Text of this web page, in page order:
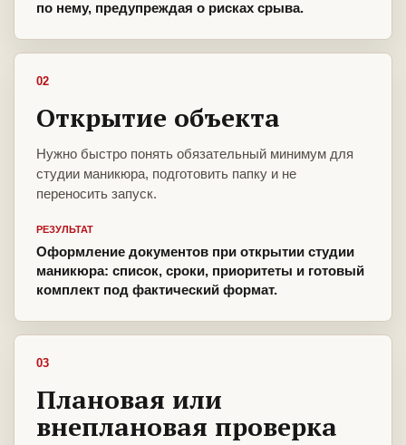
по нему, предупреждая о рисках срыва.
02
Открытие объекта
Нужно быстро понять обязательный минимум для
студии маникюра, подготовить папку и не
переносить запуск.
РЕЗУЛЬТАТ
Оформление документов при открытии студии
маникюра: список, сроки, приоритеты и готовый
комплект под фактический формат.
03
Плановая или
внеплановая проверка